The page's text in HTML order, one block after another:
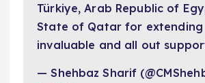
Türkiye, Arab Republic of
State of Qatar for extending
invaluable and all out
— Shehbaz Sharif